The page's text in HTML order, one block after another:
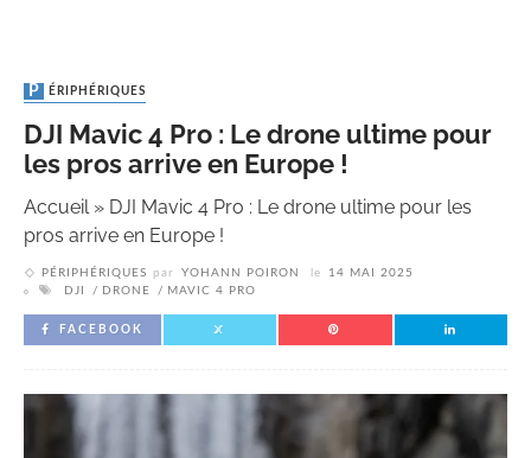
PÉRIPHÉRIQUES
DJI Mavic 4 Pro : Le drone ultime pour
les pros arrive en Europe !
Accueil» DJI Mavic 4 Pro : Le drone ultime pour les
pros arrive en Europe !
PÉRIPHÉRIQUES par YOHANN POIRON le
14 MAI 2025
DJI
DRONE MAVIC 4 PRO
FACEBOOK